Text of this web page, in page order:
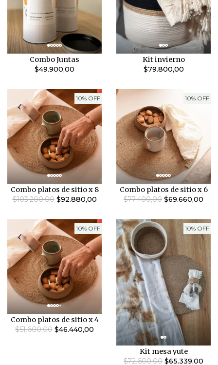
Combo Juntas
$49.900,00
Kit invierno
$79.800,00
10% OFF
Combo platos de sitio x 8
$103.200,00$92.880,00
10% OFF
Combo platos de sitio x 6
$77.400,00 $69.660,00
10% OFF
Combo platos de sitio x 4
$51.600,00 $46.440,00
10% OFF
Kit mesa yute
$72.600,00 $65.339,00